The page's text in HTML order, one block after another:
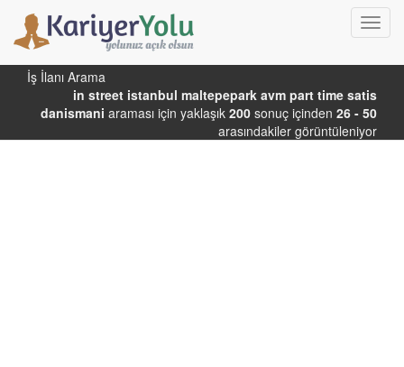
İş İlanı Arama
in street istanbul maltepepark avm part time satis
danismani araması için yaklaşık 200 sonuç içinden 26 - 50
arasındakiler görüntüleniyor